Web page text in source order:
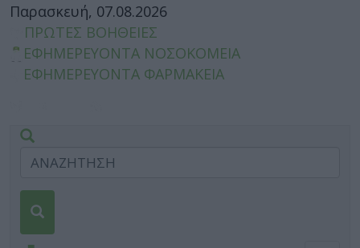
Παρασκευή, 07.08.2026
ΠΡΩΤΕΣ ΒΟΗΘΕΙΕΣ
ΕΦΗΜΕΡΕΥΟΝΤΑ ΝΟΣΟΚΟΜΕΙΑ
ΕΦΗΜΕΡΕΥΟΝΤΑ ΦΑΡΜΑΚΕΙΑ